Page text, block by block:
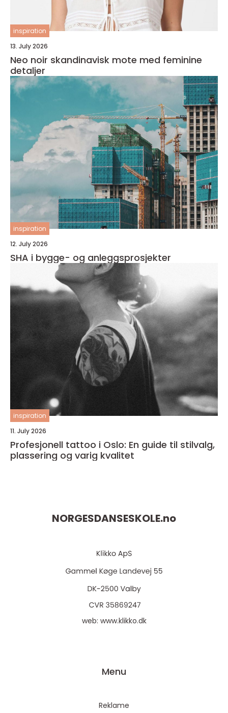
inspiration
13. July 2026
Neo noir skandinavisk mote med feminine
detaljer
inspiration
12. July 2026
SHA i bygge- og anleggsprosjekter
inspiration
11. July 2026
Profesjonell tattoo i Oslo: En guide til stilvalg,
plassering og varig kvalitet
NORGESDANSESKOLE.no
web: www.klikko.dk
Menu
Reklame